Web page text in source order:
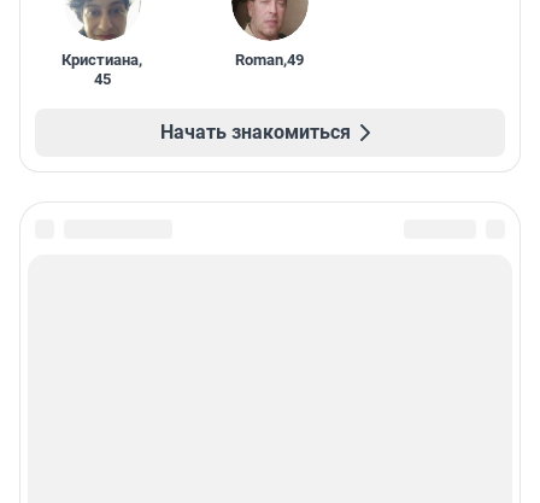
Кристиана,
45
Roman,49
Начать знакомиться